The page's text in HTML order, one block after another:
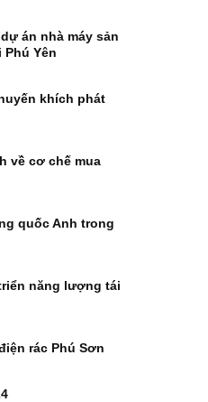
án nhà máy sản
Yên
khích phát
về cơ chế mua
quốc Anh trong
năng lượng tái
rác Phú Sơn